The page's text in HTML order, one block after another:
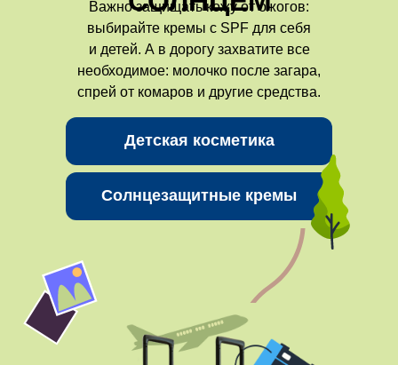
Важно защищать кожу от ожогов:
выбирайте кремы с SPF для себя
и детей. А в дорогу захватите все
необходимое: молочко после загара,
спрей от комаров и другие средства.
Солнцезащитные кремы
Детская косметика